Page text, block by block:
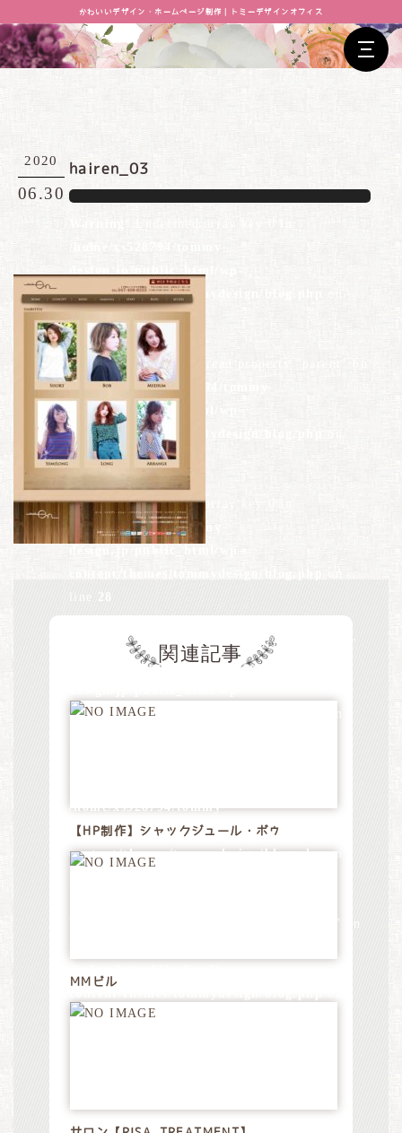
かわいいデザイン・ホームページ制作｜トミーデザインオフィス
2020
06.30
hairen_03
content/themes/tommydesign/blog.php
line
Warning: Attempt to read property "parent" on
null in/home/xs528794/tommy-
design.jp/public_html/wp-
content/themes/tommydesign/blog.php
line26
Warning: Undefined array key 0 in
/home/xs528794/tommy-
line 28
: Attempt to read property "term_id"
/home/xs528794/tommy-
content/themes/tommydesign/blog.php
/home/xs528794/tommy-
design.jp/public_html/wp-
content/themes/tommydesign/blog.phpon
: Attempt to read property "name" on
line28
関連記事
【HP制作】シャックジュール・ボゥ
MMビル